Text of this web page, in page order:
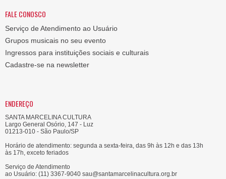
FALE CONOSCO
Serviço de Atendimento ao Usuário
Grupos musicais no seu evento
Ingressos para instituições sociais e culturais
Cadastre-se na newsletter
ENDEREÇO
SANTA MARCELINA CULTURA
Largo General Osório, 147 - Luz
01213-010 - São Paulo/SP
Horário de atendimento: segunda a sexta-feira, das 9h às 12h e das 13h
às 17h, exceto feriados
Serviço de Atendimento
ao Usuário: (11) 3367-9040 sau@santamarcelinacultura.org.br